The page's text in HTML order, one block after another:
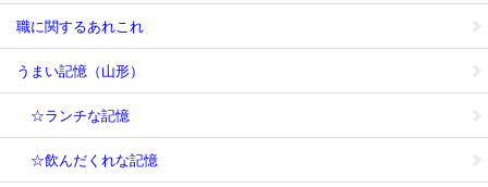
職に関するあれこれ
うまい記憶（山形）
☆ランチな記憶
☆飲んだくれな記憶